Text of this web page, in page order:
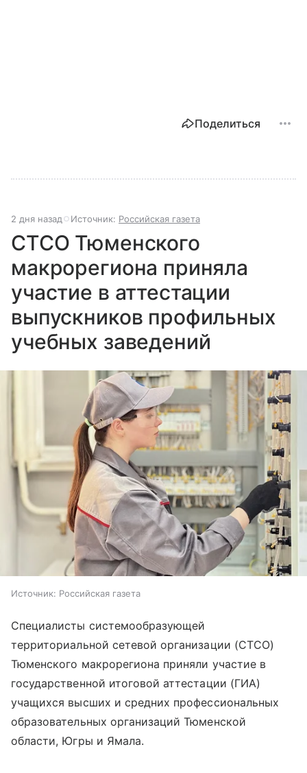
Поделиться
2 дня назад Источник: Российская газета
СТСО Тюменского
макрорегиона приняла
участие в аттестации
выпускников профильных
учебных заведений
Источник: Российская газета
Специалисты системообразующей
территориальной сетевой организации (СТСО)
Тюменского макрорегиона приняли участие в
государственной итоговой аттестации (ГИА)
учащихся высших и средних профессиональных
образовательных организаций Тюменской
области, Югры и Ямала.